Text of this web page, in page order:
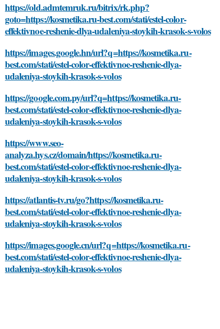
https://old.admtemruk.ru/bitrix/rk.php?
goto=https://kosmetika.ru-best.com/stati/estel-color-
effektivnoe-reshenie-dlya-udaleniya-stoykih-krasok-s-volos
https://images.google.hn/url?q=https://kosmetika.ru-
best.com/stati/estel-color-effektivnoe-reshenie-dlya-
udaleniya-stoykih-krasok-s-volos
https://google.com.py/url?q=https://kosmetika.ru-
best.com/stati/estel-color-effektivnoe-reshenie-dlya-
udaleniya-stoykih-krasok-s-volos
https://www.seo-
analyza.hys.cz/domain/https://kosmetika.ru-
best.com/stati/estel-color-effektivnoe-reshenie-dlya-
udaleniya-stoykih-krasok-s-volos
https://atlantis-tv.ru/go?https://kosmetika.ru-
best.com/stati/estel-color-effektivnoe-reshenie-dlya-
udaleniya-stoykih-krasok-s-volos
https://images.google.cn/url?q=https://kosmetika.ru-
best.com/stati/estel-color-effektivnoe-reshenie-dlya-
udaleniya-stoykih-krasok-s-volos